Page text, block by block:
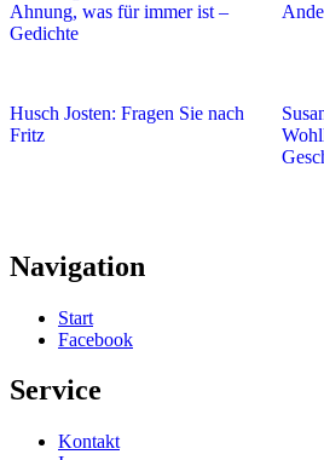
Ahnung, was für immer ist –
Gedichte
Husch Josten: Fragen Sie nach
Fritz
Navigation
Start
Facebook
Service
Kontakt